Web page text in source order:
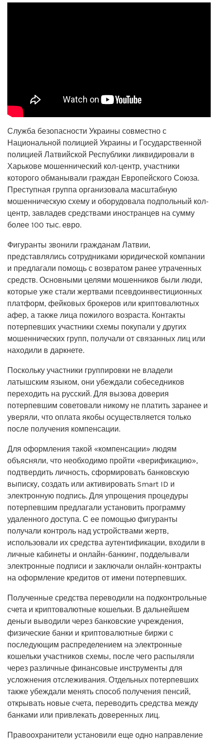
Служба безопасности Украины совместно с
Национальной полицией Украины и Государственной
полицией Латвийской Республики ликвидировали в
Харькове мошеннический кол-центр, участники
которого обманывали граждан Европейского Союза.
Преступная группа организовала масштабную
мошенническую схему и оборудовала подпольный кол-
центр, завладев средствами иностранцев на сумму
более 100 тыс. евро.
Фигуранты звонили гражданам Латвии,
представлялись сотрудниками юридической компании
и предлагали помощь с возвратом ранее утраченных
средств. Основными целями мошенников были люди,
которые уже стали жертвами псевдоинвестиционных
платформ, фейковых брокеров или криптовалютных
афер, а также лица пожилого возраста. Контакты
потерпевших участники схемы покупали у других
мошеннических групп, получали от связанных лиц или
находили в даркнете.
Поскольку участники группировки не владели
латышским языком, они убеждали собеседников
переходить на русский. Для вызова доверия
потерпевшим советовали никому не платить заранее и
уверяли, что оплата якобы осуществляется только
после получения компенсации.
Для оформления такой «компенсации» людям
объясняли, что необходимо пройти «верификацию»,
подтвердить личность, сформировать банковскую
выписку, создать или активировать Smart ID и
электронную подпись. Для упрощения процедуры
потерпевшим предлагали установить программу
удаленного доступа. С ее помощью фигуранты
получали контроль над устройствами жертв,
использовали их средства аутентификации, входили в
личные кабинеты и онлайн-банкинг, подделывали
электронные подписи и заключали онлайн-контракты
на оформление кредитов от имени потерпевших.
Полученные средства переводили на подконтрольные
счета и криптовалютные кошельки. В дальнейшем
деньги выводили через банковские учреждения,
физические банки и криптовалютные биржи с
последующим распределением на электронные
кошельки участников схемы, после чего распыляли
через различные финансовые инструменты для
усложнения отслеживания. Отдельных потерпевших
также убеждали менять способ получения пенсий,
открывать новые счета, переводить средства между
банками или привлекать доверенных лиц.
Правоохранители установили еще одно направление